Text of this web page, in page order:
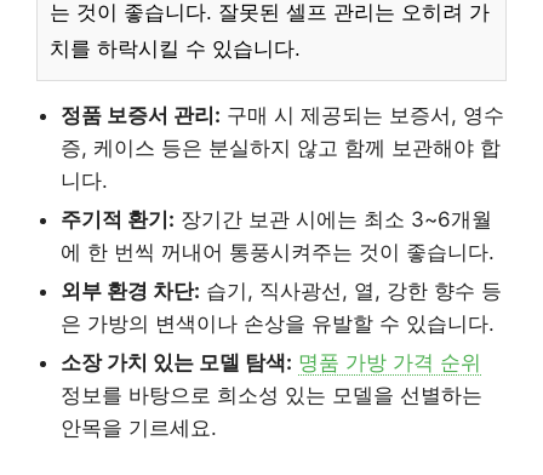
는 것이 좋습니다. 잘못된 셀프 관리는 오히려 가
치를 하락시킬 수 있습니다.
정품 보증서 관리: 구매 시 제공되는 보증서, 영수
증, 케이스 등은 분실하지 않고 함께 보관해야 합
니다.
주기적 환기: 장기간 보관 시에는 최소 3~6개월
에 한 번씩 꺼내어 통풍시켜주는 것이 좋습니다.
외부 환경 차단: 습기, 직사광선, 열, 강한 향수 등
은 가방의 변색이나 손상을 유발할 수 있습니다.
소장 가치 있는 모델 탐색: 명품 가방 가격 순위
정보를 바탕으로 희소성 있는 모델을 선별하는
안목을 기르세요.